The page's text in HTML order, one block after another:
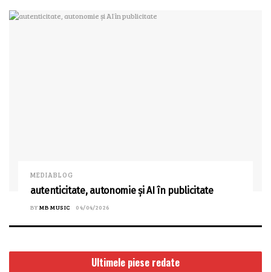
MEDIABLOG
autenticitate, autonomie și AI în publicitate
BY MB MUSIC 04/04/2026
Ultimele piese redate